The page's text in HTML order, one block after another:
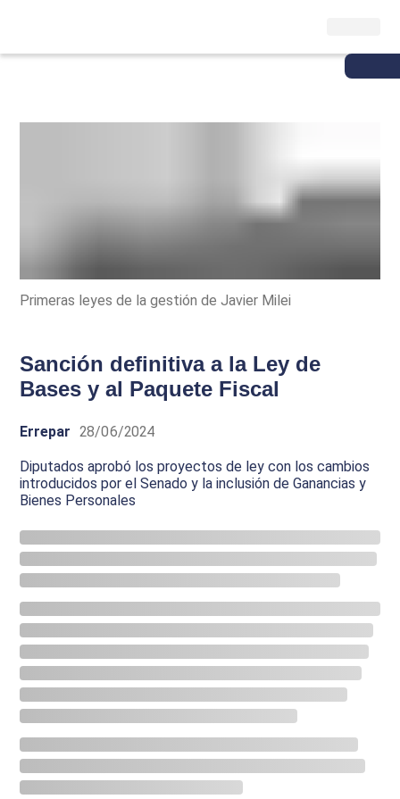
Primeras leyes de la gestión de Javier Milei
Sanción definitiva a la Ley de
Bases y al Paquete Fiscal
Errepar 28/06/2024
Diputados aprobó los proyectos de ley con los cambios
introducidos por el Senado y la inclusión de Ganancias y
Bienes Personales